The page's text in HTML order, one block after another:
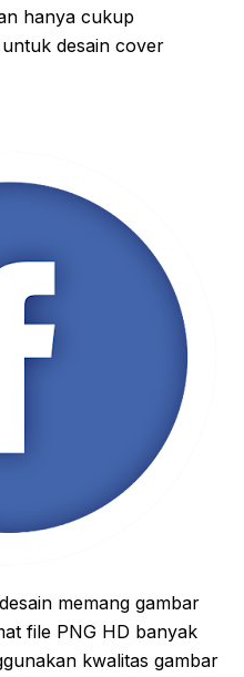
hanya cukup
desain cover
memang gambar
file PNG HD banyak
kwalitas gambar